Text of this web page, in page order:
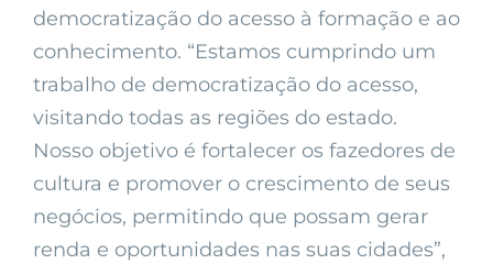
democratização do acesso à formação e ao
conhecimento. “Estamos cumprindo um
trabalho de democratização do acesso,
visitando todas as regiões do estado.
Nosso objetivo é fortalecer os fazedores de
cultura e promover o crescimento de seus
negócios, permitindo que possam gerar
renda e oportunidades nas suas cidades”,